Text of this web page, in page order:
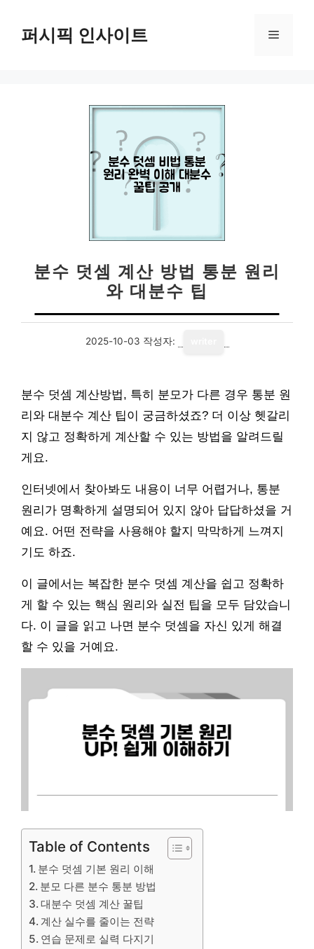
퍼시픽 인사이트 메
분수 덧셈 계산 방법 통분 원리
와 대분수 팁
2025-10-03 작성자:
분수 덧셈 계산방법, 특히 분모가 다른 경우 통분 원
리와 대분수 계산 팁이 궁금하셨죠? 더 이상 헷갈리
지 않고 정확하게 계산할 수 있는 방법을 알려드릴
게요.
인터넷에서 찾아봐도 내용이 너무 어렵거나, 통분
원리가 명확하게 설명되어 있지 않아 답답하셨을 거
예요. 어떤 전략을 사용해야 할지 막막하게 느껴지
기도 하죠.
이 글에서는 복잡한 분수 덧셈 계산을 쉽고 정확하
게 할 수 있는 핵심 원리와 실전 팁을 모두 담았습니
다. 이 글을 읽고 나면 분수 덧셈을 자신 있게 해결
할 수 있을 거예요.
Table of Contents
분수 덧셈 기본 원리 이해
분모 다른 분수 통분 방법
대분수 덧셈 계산 꿀팁
계산 실수를 줄이는 전략
연습 문제로 실력 다지기